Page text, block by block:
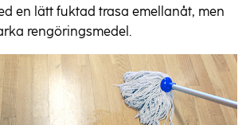
en lätt fuktad trasa emellanåt, men
rengöringsmedel.